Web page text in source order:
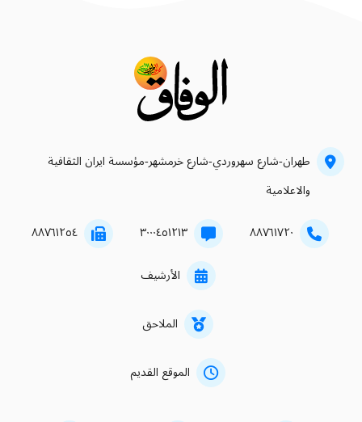
طهران-شارع سهروردي-شارع خرمشهر-مؤسسة ايران الثقافية
والاعلامية
۸۸۷٦۱۷۲۰ ۳۰۰۰٤٥۱۲۱۳ ۸۸۷٦۱۲٥٤
الأرشيف
الملاحق
الموقع القديم